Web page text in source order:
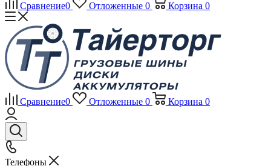
Сравнение0 Отложенные 0 Корзина 0
Сравнение0 Отложенные 0 Корзина 0
Телефоны